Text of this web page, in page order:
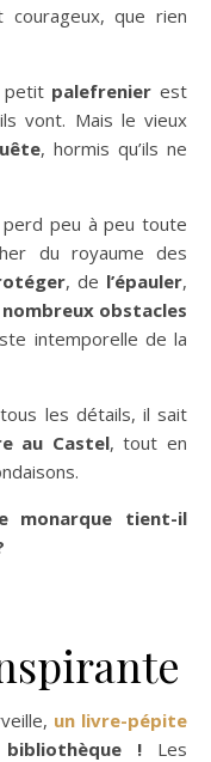
que rien
petit palefrenier est
vont. Mais le vieux
, hormis qu’ils ne
perd peu à peu toute
du royaume des
, de l’épauler,
nombreux obstacles
intemporelle de la
les détails, il sait
au Castel, tout en
monarque tient-il
un livre-pépite
!Les